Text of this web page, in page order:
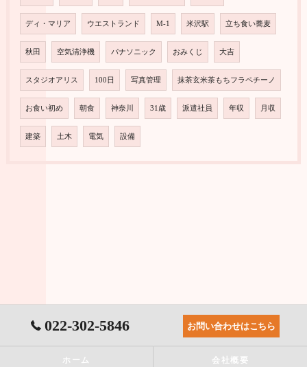
ディ・マリア ウエストランド M-1 米沢駅 立ち食い蕎麦
秋田 空気清浄機 パナソニック おみくじ 大吉
スタジオアリス 100日 写真管理 抹茶玄米茶もちフラペチーノ
お食い初め 朝食 神奈川 31歳 派遣社員 年収 月収
建築 土木 電気 設備
022-302-5846 お問い合わせはこちら
ホーム 会社概要